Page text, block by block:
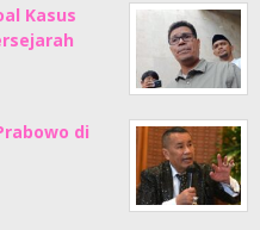
Kasus
di